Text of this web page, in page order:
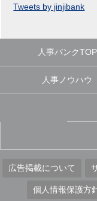
Tweets by jinjibank
人事バンクTOP
人事ノウハウ
広告掲載について
個人情報保護方